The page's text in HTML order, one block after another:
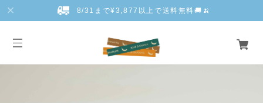
8/31まで¥3,877以上で送料無料🚚🍌